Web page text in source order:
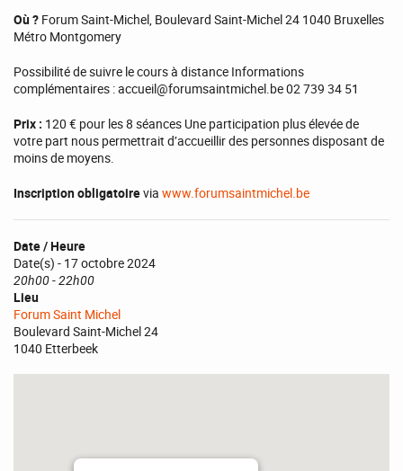
Où ? Forum Saint-Michel, Boulevard Saint-Michel 24 1040 Bruxelles
Métro Montgomery
Possibilité de suivre le cours à distance Informations
complémentaires : accueil@forumsaintmichel.be 02 739 34 51
Prix : 120 € pour les 8 séances Une participation plus élevée de
votre part nous permettrait d’accueillir des personnes disposant de
moins de moyens.
Inscription obligatoirevia www.forumsaintmichel.be
Date / Heure
Date(s) - 17 octobre 2024
20h00 - 22h00
Lieu
Forum Saint Michel
Boulevard Saint-Michel 24
1040 Etterbeek